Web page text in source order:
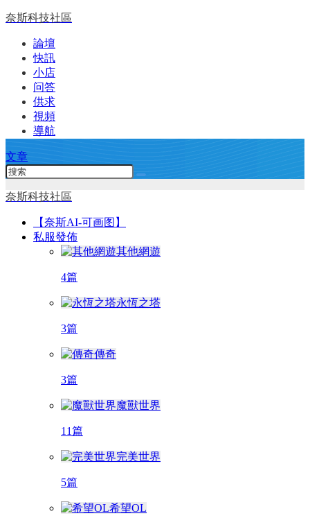
奈斯科技社區
論壇
快訊
小店
问答
供求
視頻
導航
文章
奈斯科技社區
【奈斯AI-可画图】
私服發佈
其他網遊
4篇
永恆之塔
3篇
傳奇
3篇
魔獸世界
11篇
完美世界
5篇
希望OL